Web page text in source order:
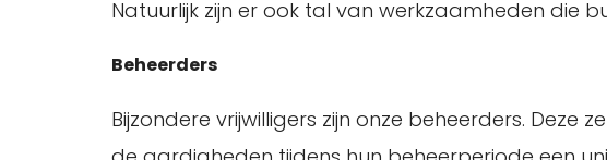
Natuurlijk zijn er ook tal van werkzaamheden die
Beheerders
Bijzondere vrijwilligers zijn onze beheerders.